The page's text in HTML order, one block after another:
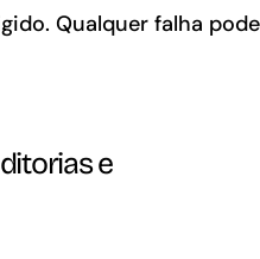
Qualquer falha pode
e